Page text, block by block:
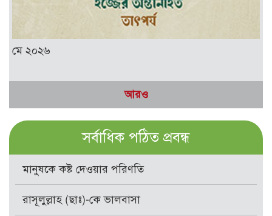
মে ২০২৬
আরও
সর্বাধিক পঠিত প্রবন্ধ
মানুষকে কষ্ট দেওয়ার পরিণতি
রাসূলুল্লাহ (ছাঃ)-কে ভালবাসা